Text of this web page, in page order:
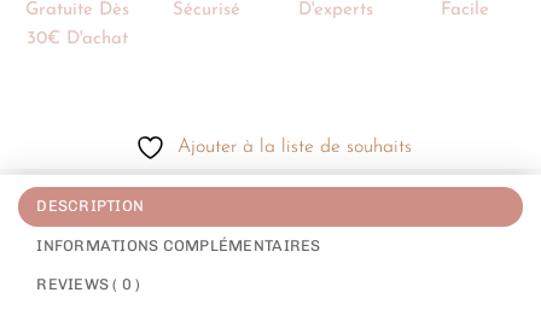
Gratuite Dès
30€ D'achat
Sécurisé
D'experts
Facile
Ajouter à la liste de souhaits
DESCRIPTION
INFORMATIONS COMPLÉMENTAIRES
REVIEWS ( 0 )